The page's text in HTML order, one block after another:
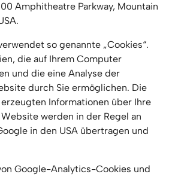
Amphitheatre Parkway, Mountain
so genannte „Cookies“.
die auf Ihrem Computer
und die eine Analyse der
durch Sie ermöglichen. Die
Informationen über Ihre
werden in der Regel an
in den USA übertragen und
Google-Analytics-Cookies und